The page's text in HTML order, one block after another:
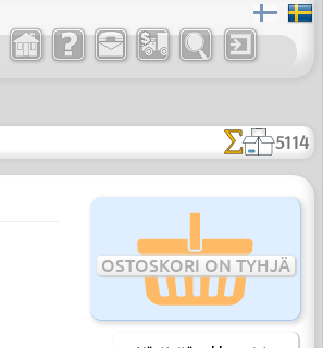
5114
OSTOSKORI ON TYHJÄ